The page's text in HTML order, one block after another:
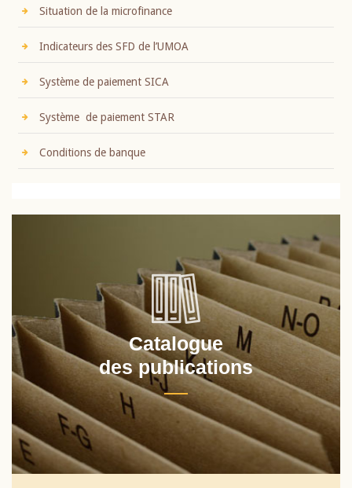
Situation de la microfinance
Indicateurs des SFD de l’UMOA
Système de paiement SICA
Système de paiement STAR
Conditions de banque
Catalogue
des publications